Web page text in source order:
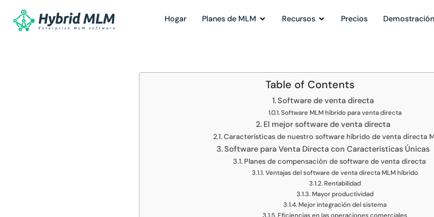
Hogar Planes de MLM Recursos Precios Demostración
Table of Contents
Software de venta directa
Software MLM híbrido para venta directa
El mejor software de venta directa
Características de nuestro software híbrido de venta directa
Software para Venta Directa con Características Únicas
Planes de compensación de software de venta directa
Ventajas del software de venta directa MLM híbrido
Rentabilidad
Mayor productividad
Mejor integración del sistema
Eficiencias en las operaciones comerciales